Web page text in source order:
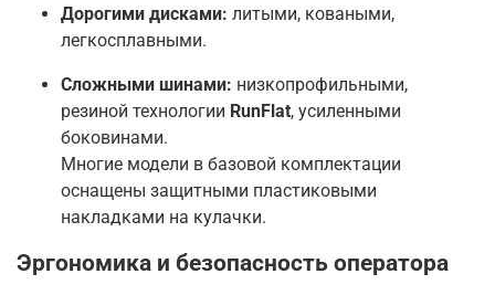
Дорогими дисками: литыми, коваными,
легкосплавными.
Сложными шинами: низкопрофильными,
резиной технологии RunFlat, усиленными
боковинами.
Многие модели в базовой комплектации
оснащены защитными пластиковыми
накладками на кулачки.
Эргономика и безопасность оператора